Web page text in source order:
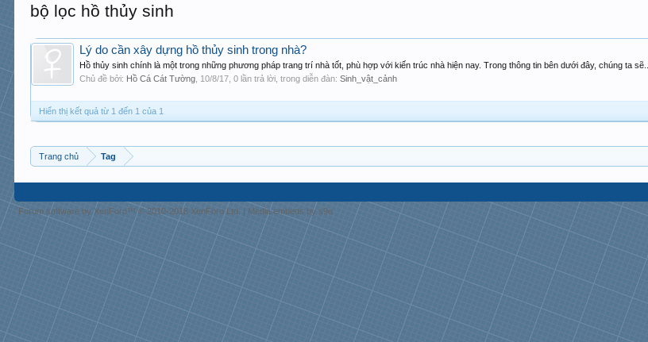
bộ lọc hồ thủy sinh
Lý do cần xây dựng hồ thủy sinh trong nhà?
Hồ thủy sinh chính là một trong những phương pháp trang trí nhà tốt, phù hợp với kiến trúc nhà hiện nay. Trong thông tin bên dưới đây, chúng ta sẽ...
Chủ đề bởi: Hồ Cá Cát Tường 10/8/17 , 0 lần trả lời, trong diễn đàn:Sinh_vật_cảnh
Hiển thị kết quả từ 1 đến 1 của 1
Trang chủ Tag
Forum software by XenForo™© 2010-2018 XenForo Ltd. | Media embeds by s9e